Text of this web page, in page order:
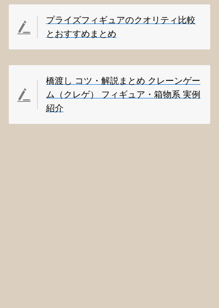
プライズフィギュアのクオリティ比較
とおすすめまとめ
橋渡し コツ・解説まとめ クレーンゲー
ム（クレゲ） フィギュア・箱物系 実例
紹介